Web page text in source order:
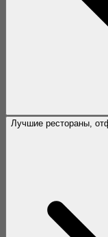
Лучшие рестораны,